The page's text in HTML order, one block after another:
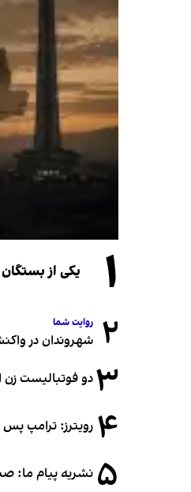
۱ یکی از
۲ روایت شما
شهروندان در
۳دو فوتبالیست زن ایرانی ۵ ماه پس از پناهندگی،
۴ رویترز: ترامپ
۵ نشریه پیام ما: